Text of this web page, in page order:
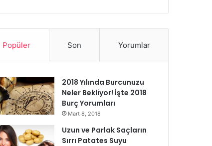
Popüler Son Yorumlar
2018 Yılında Burcunuzu
Neler Bekliyor! İşte 2018
Burç Yorumları
Mart 8, 2018
Uzun ve Parlak Saçların
Sırrı Patates Suyu